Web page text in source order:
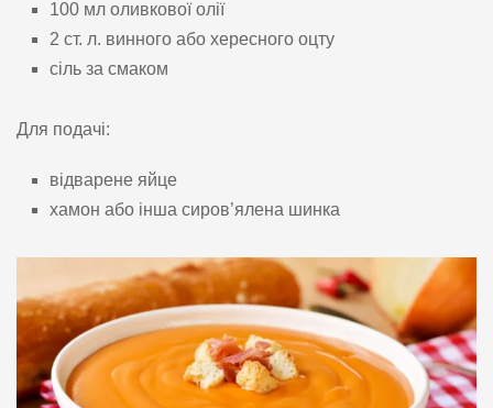
100 мл оливкової олії
2 ст. л. винного або хересного оцту
сіль за смаком
Для подачі:
відварене яйце
хамон або інша сиров’ялена шинка